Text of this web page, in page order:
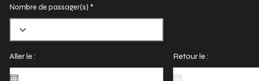
Nombre de passager(s)
Aller le : Retour le :